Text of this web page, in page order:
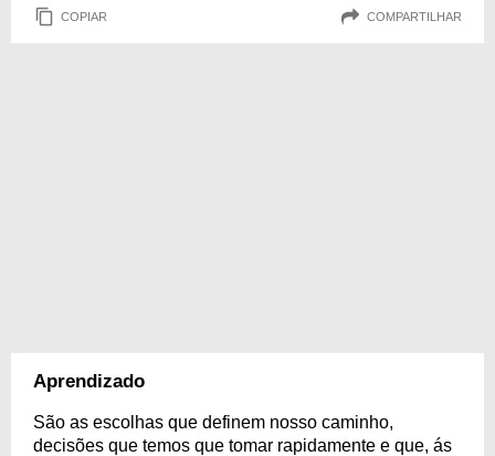
COPIAR COMPARTILHAR
Aprendizado
São as escolhas que definem nosso caminho,
decisões que temos que tomar rapidamente e que, ás